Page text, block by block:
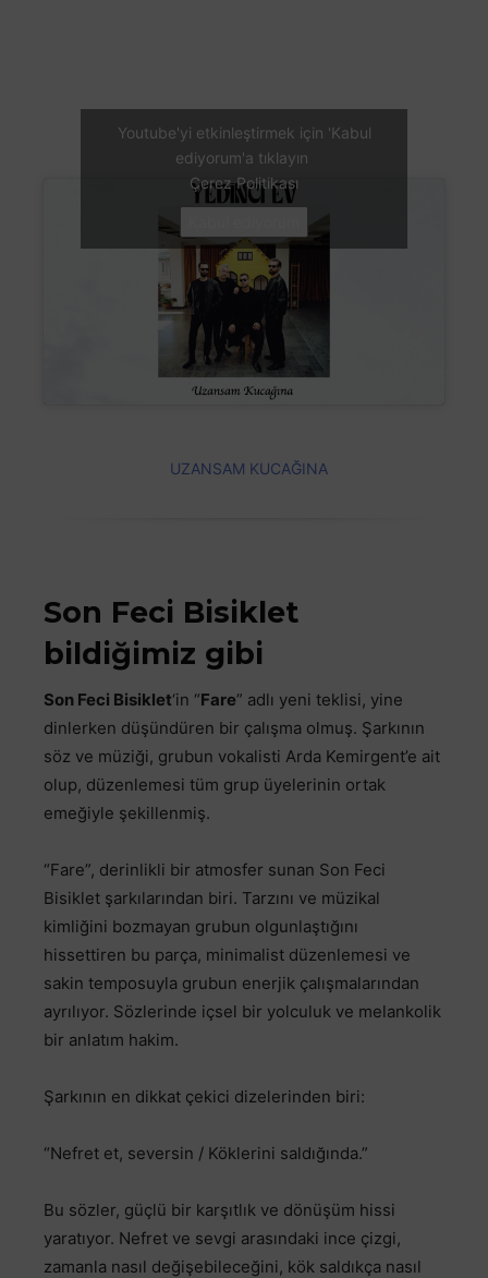
Youtube'yi etkinleştirmek için 'Kabul
ediyorum'a tıklayın
Çerez Politikası
UZANSAM KUCAĞINA
Son Feci Bisiklet
bildiğimiz gibi
Son Feci Bisiklet‘in “Fare” adlı yeni teklisi, yine
dinlerken düşündüren bir çalışma olmuş. Şarkının
söz ve müziği, grubun vokalisti Arda Kemirgent’e ait
olup, düzenlemesi tüm grup üyelerinin ortak
emeğiyle şekillenmiş.
“Fare”, derinlikli bir atmosfer sunan Son Feci
Bisiklet şarkılarından biri. Tarzını ve müzikal
kimliğini bozmayan grubun olgunlaştığını
hissettiren bu parça, minimalist düzenlemesi ve
sakin temposuyla grubun enerjik çalışmalarından
ayrılıyor. Sözlerinde içsel bir yolculuk ve melankolik
bir anlatım hakim.
Şarkının en dikkat çekici dizelerinden biri:
“Nefret et, seversin / Köklerini saldığında.”
Bu sözler, güçlü bir karşıtlık ve dönüşüm hissi
yaratıyor. Nefret ve sevgi arasındaki ince çizgi,
zamanla nasıl değişebileceğini, kök saldıkça nasıl